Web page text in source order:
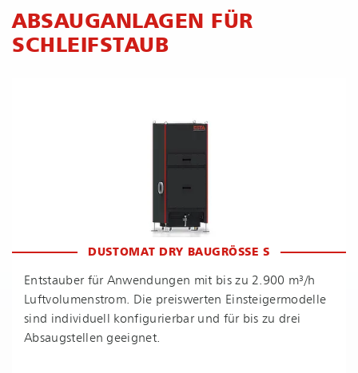
ABSAUGANLAGEN FÜR
SCHLEIFSTAUB
DUSTOMAT DRY BAUGRÖSSE S
Entstauber für Anwendungen mit bis zu 2.900 m³/h
Luft­vo­lu­men­strom. Die preiswerten Ein­stei­ger­mo­del­le
sind individuell konfigurierbar und für bis zu drei
Absaugstellen geeignet.